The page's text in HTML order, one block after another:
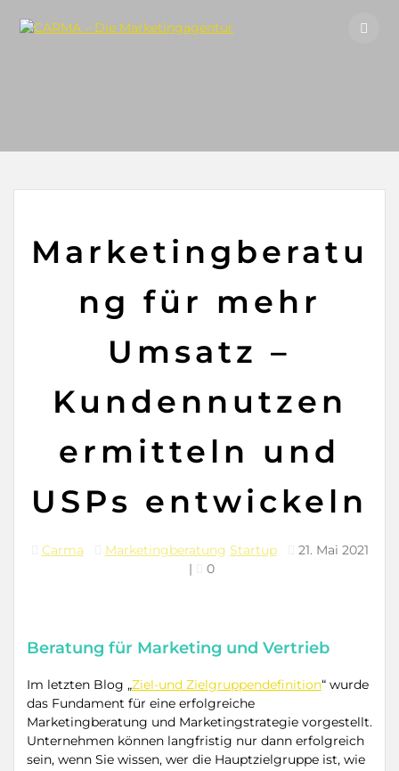
to
Marketingberatu
ng für mehr
Umsatz –
Kundennutzen
ermitteln und
USPs entwickeln
Carma Marketingberatung Startup
21. Mai 2021
|
0
Beratung für Marketing und Vertrieb
Im letzten Blog „Ziel-und Zielgruppendefinition“ wurde
das Fundament für eine erfolgreiche
Marketingberatung und Marketingstrategie vorgestellt.
Unternehmen können langfristig nur dann erfolgreich
sein, wenn Sie wissen, wer die Hauptzielgruppe ist, wie